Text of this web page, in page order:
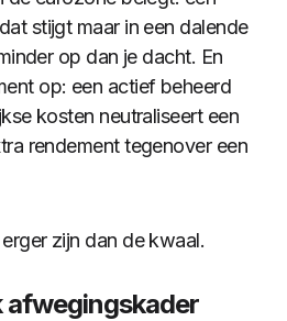
stijgt maar in een dalende
op dan je dacht. En
op: een actief beheerd
kosten neutraliseert een
rendement tegenover een
zijn dan de kwaal.
afwegingskader